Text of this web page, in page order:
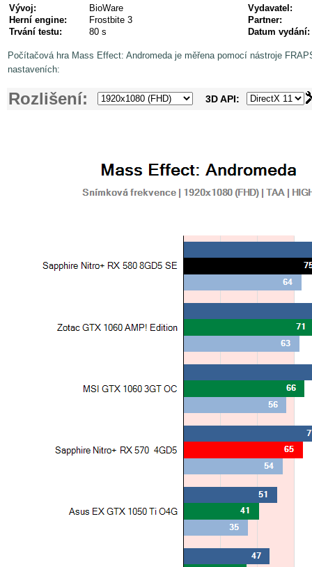
Vývoj: BioWare
Vydavatel:
Herní engine:
Frostbite 3
Partner:
Trvání testu:
80 s Datum vydání:
Počítačová hra Mass Effect: Andromeda je měřena pomocí nástroje
nastaveních:
Rozlišení: 3D API: